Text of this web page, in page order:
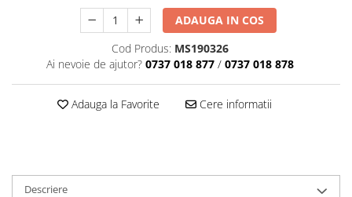
ADAUGA IN COS
Cod Produs: MS190326
Ai nevoie de ajutor? 0737 018 877 / 0737 018 878
Adauga la Favorite Cere informatii
Descriere